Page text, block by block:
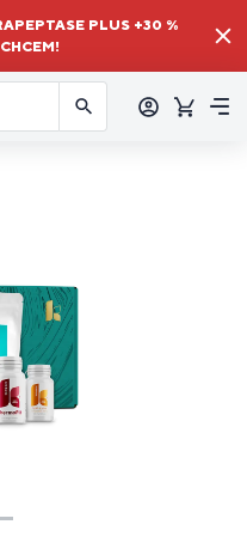
PLUS +30 %
sa
Košík